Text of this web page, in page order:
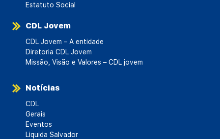
Estatuto Social
CDL Jovem
CDL Jovem – A entidade
Diretoria CDL Jovem
Missão, Visão e Valores – CDL jovem
Notícias
CDL
Gerais
Eventos
Liquida Salvador